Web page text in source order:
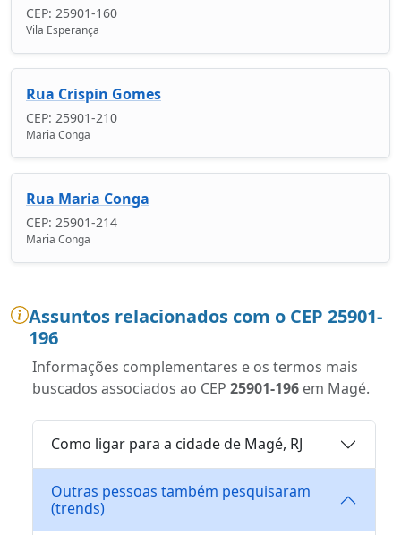
CEP: 25901-160
Vila Esperança
Rua Crispin Gomes
CEP: 25901-210
Maria Conga
Rua Maria Conga
CEP: 25901-214
Maria Conga
Assuntos relacionados com o CEP 25901-
196
Informações complementares e os termos mais
buscados associados ao CEP 25901-196 em Magé.
Como ligar para a cidade de Magé, RJ
Outras pessoas também pesquisaram
(trends)